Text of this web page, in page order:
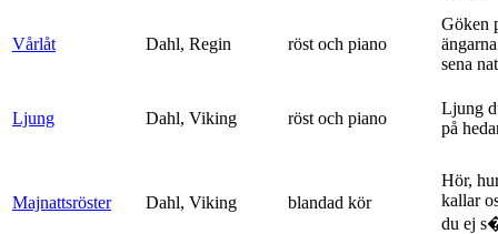
Vårlåt Dahl, Regin röst och piano
Göken
sena
Ljung Dahl, Viking röst och piano
Ljung
på
Majnattsröster Dahl, Viking blandad kör
Hör,
kallar
du ej